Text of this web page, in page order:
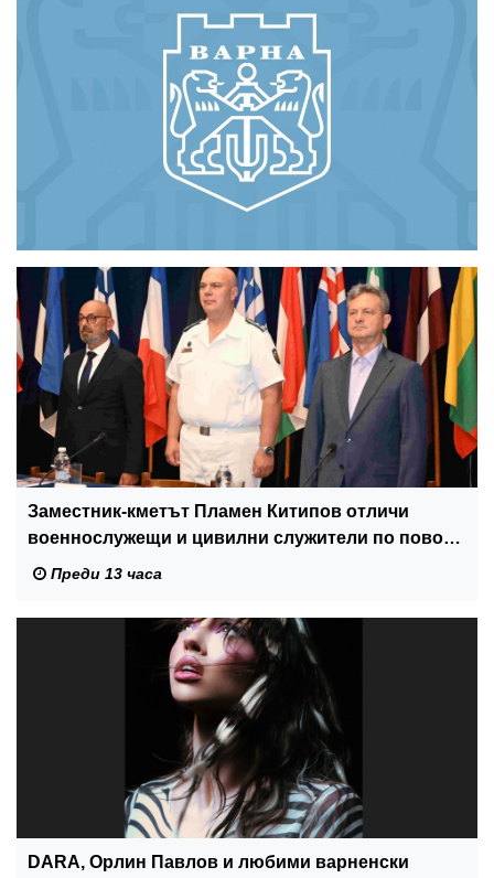
Заместник-кметът Пламен Китипов отличи
военнослужещи и цивилни служители по повод
Празника на ВМС
Преди 13 часа
DARA, Орлин Павлов и любими варненски